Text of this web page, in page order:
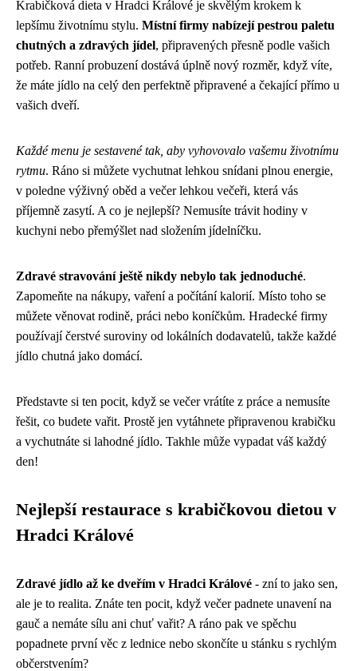
Krabičková dieta v Hradci Králové je skvělým krokem k
lepšímu životnímu stylu. Místní firmy nabízejí pestrou paletu
chutných a zdravých jídel, připravených přesně podle vašich
potřeb. Ranní probuzení dostává úplně nový rozměr, když víte,
že máte jídlo na celý den perfektně připravené a čekající přímo u
vašich dveří.
Každé menu je sestavené tak, aby vyhovovalo vašemu životnímu
rytmu. Ráno si můžete vychutnat lehkou snídani plnou energie,
v poledne výživný oběd a večer lehkou večeři, která vás
příjemně zasytí. A co je nejlepší? Nemusíte trávit hodiny v
kuchyni nebo přemýšlet nad složením jídelníčku.
Zdravé stravování ještě nikdy nebylo tak jednoduché.
Zapomeňte na nákupy, vaření a počítání kalorií. Místo toho se
můžete věnovat rodině, práci nebo koníčkům. Hradecké firmy
používají čerstvé suroviny od lokálních dodavatelů, takže každé
jídlo chutná jako domácí.
Představte si ten pocit, když se večer vrátíte z práce a nemusíte
řešit, co budete vařit. Prostě jen vytáhnete připravenou krabičku
a vychutnáte si lahodné jídlo. Takhle může vypadat váš každý
den!
Nejlepší restaurace s krabičkovou dietou v
Hradci Králové
Zdravé jídlo až ke dveřím v Hradci Králové - zní to jako sen,
ale je to realita. Znáte ten pocit, když večer padnete unavení na
gauč a nemáte sílu ani chuť vařit? A ráno pak ve spěchu
popadnete první věc z lednice nebo skončíte u stánku s rychlým
občerstvením?